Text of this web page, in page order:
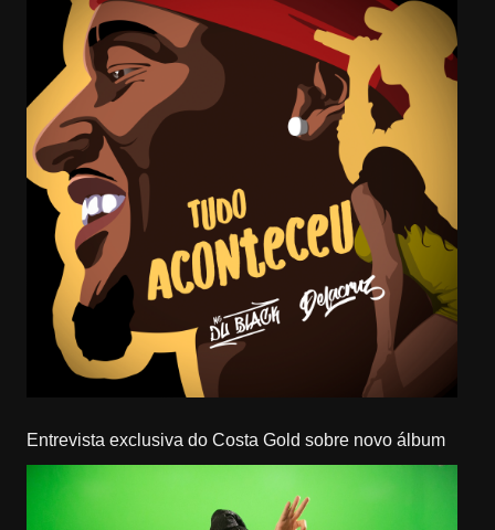
Entrevista exclusiva do Costa Gold sobre novo álbum